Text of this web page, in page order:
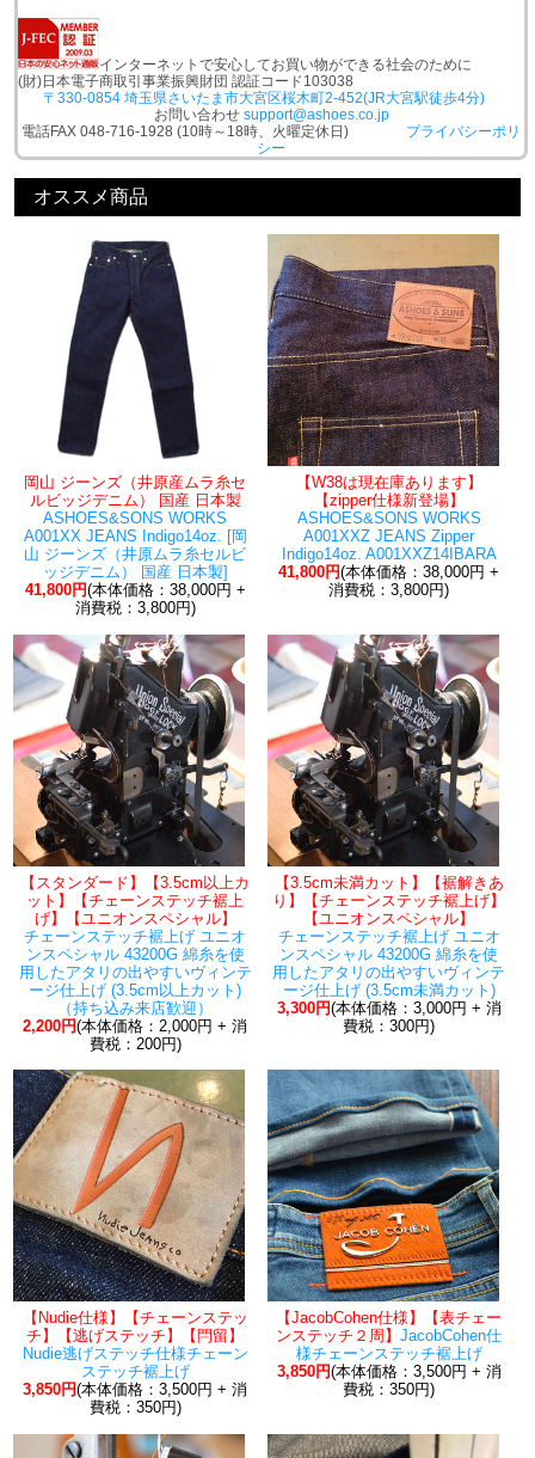
インターネットで安心してお買い物ができる社会のために
(財)日本電子商取引事業振興財団 認証コード103038
〒330-0854 埼玉県さいたま市大宮区桜木町2-452(JR大宮駅徒歩4分)
お問い合わせ support@ashoes.co.jp
電話FAX 048-716-1928 (10時～18時、火曜定休日) プライバシーポリ
シー
オススメ商品
岡山 ジーンズ（井原産ムラ糸セ
ルビッジデニム） 国産 日本製
ASHOES&SONS WORKS
A001XX JEANS Indigo14oz. [岡
山 ジーンズ（井原ムラ糸セルビ
ッジデニム） 国産 日本製]
41,800円(本体価格：38,000円 +
消費税：3,800円)
【W38は現在庫あります】
【zipper仕様新登場】
ASHOES&SONS WORKS
A001XXZ JEANS Zipper
Indigo14oz. A001XXZ14IBARA
41,800円(本体価格：38,000円 +
消費税：3,800円)
【スタンダード】【3.5cm以上カ
ット】【チェーンステッチ裾上
げ】【ユニオンスペシャル】
チェーンステッチ裾上げ ユニオ
ンスペシャル 43200G 綿糸を使
用したアタリの出やすいヴィンテ
ージ仕上げ (3.5cm以上カット)
（持ち込み来店歓迎）
2,200円(本体価格：2,000円 + 消
費税：200円)
【3.5cm未満カット】【裾解きあ
り】【チェーンステッチ裾上げ】
【ユニオンスペシャル】
チェーンステッチ裾上げ ユニオ
ンスペシャル 43200G 綿糸を使
用したアタリの出やすいヴィンテ
ージ仕上げ (3.5cm未満カット)
3,300円(本体価格：3,000円 + 消
費税：300円)
【Nudie仕様】【チェーンステッ
チ】【逃げステッチ】【閂留】
Nudie逃げステッチ仕様チェーン
ステッチ裾上げ
3,850円(本体価格：3,500円 + 消
費税：350円)
【JacobCohen仕様】【表チェー
ンステッチ２周】JacobCohen仕
様チェーンステッチ裾上げ
3,850円(本体価格：3,500円 + 消
費税：350円)